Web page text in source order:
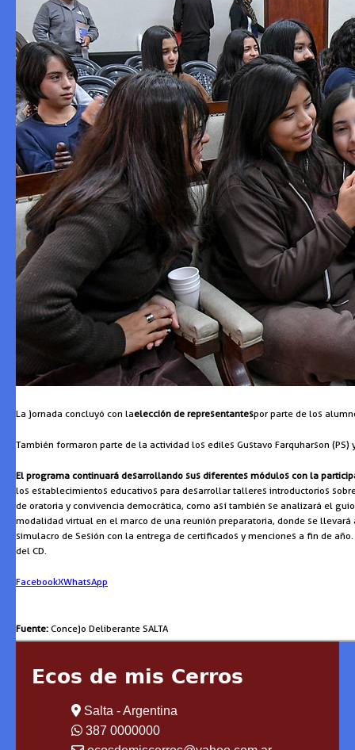
La jornada concluyó con laelección de representantespor parte de los
También formaron parte de la actividad los ediles Gustavo Farquharson
El programa continuará desarrollando sus diferentes módulos con la
los establecimientos educativos para desarrollar talleres introductorios
de oratoria y convivencia democrática, como así también se analizará el
modalidad virtual en el marco de una reunión preparatoria, donde se
simulacro de Sesión con la entrega de certificados y menciones a fin de
del CD.
FacebookXWhatsApp
Fuente: Concejo Deliberante SALTA
Ecos de mis Cerros
Salta - Argentina
387 0000000